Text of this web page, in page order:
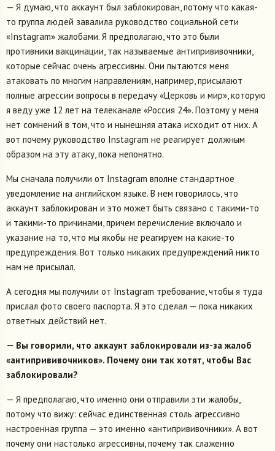
— Я думаю, что аккаунт был заблокирован, потому что какая-
то группа людей завалила руководство социальной сети
«Instagram» жалобами. Я предполагаю, что это были
противники вакцинации, так называемые антипрививочники,
которые сейчас очень агрессивны. Они пытаются меня
атаковать по многим направлениям, например, присылают
полные агрессии вопросы в передачу «Церковь и мир», которую
я веду уже 12 лет на телеканале «Россия 24». Поэтому у меня
нет сомнений в том, что и нынешняя атака исходит от них. А
вот почему руководство Instagram не реагирует должным
образом на эту атаку, пока непонятно.
Мы сначала получили от Instagram вполне стандартное
уведомление на английском языке. В нем говорилось, что
аккаунт заблокирован и это может быть связано с такими-то
и такими-то причинами, причем перечисление включало и
указание на то, что мы якобы не реагируем на какие-то
предупреждения. Вот только никаких предупреждений никто
нам не присылал.
А сегодня мы получили от Instagram требование, чтобы я туда
прислал фото своего паспорта. Я это сделал — пока никаких
ответных действий нет.
— Вы говорили, что аккаунт заблокировали из-за жалоб
«антипрививочников». Почему они так хотят, чтобы Вас
заблокировали?
— Я предполагаю, что именно они отправили эти жалобы,
потому что вижу: сейчас единственная столь агрессивно
настроенная группа — это именно «антипрививочники». А вот
почему они настолько агрессивны, почему так слаженно